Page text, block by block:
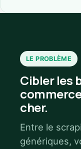
LE PROBLÈME
Cibler les
cher.
Entre le
génériques,